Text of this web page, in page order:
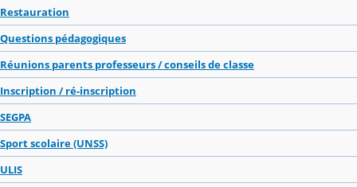
Restauration
Questions pédagogiques
Réunions parents professeurs / conseils de classe
Inscription / ré-inscription
SEGPA
Sport scolaire (UNSS)
ULIS